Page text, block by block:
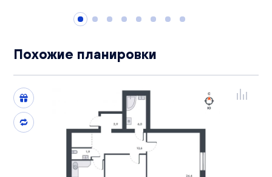
Похожие планировки